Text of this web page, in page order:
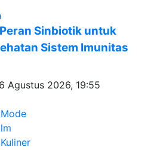
Sinbiotik untuk
Sistem Imunitas
Agustus 2026, 19:55